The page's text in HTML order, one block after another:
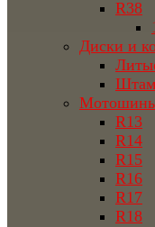
R38
Диски и
R13
R14
R15
R16
R17
R18